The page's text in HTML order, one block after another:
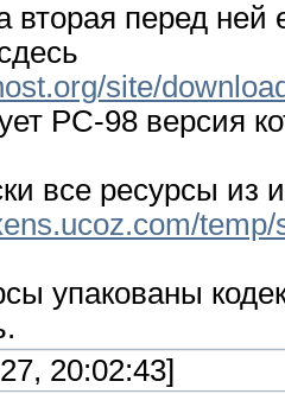
вторая перед
site/
PC-98 версия
все ресурсы из
упакованы
20:02:43]